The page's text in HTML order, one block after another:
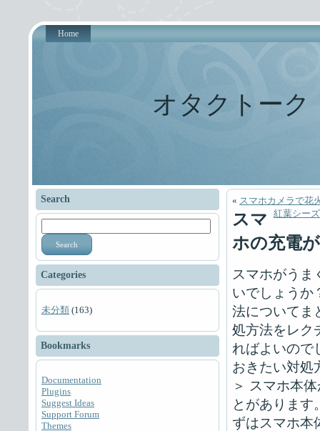
Home
オタクトーク
Search
Search
Categories
未分類 (163)
Bookmarks
Documentation
Plugins
Suggest Ideas
Support Forum
Themes
« スマホカメラで花
紅葉シー
スマ
ホの充電
スマホがうま
いでしょうか
法についてま
処方法をレク
ればよいので
おきたい対処
＞ スマホ本
とがあります
ずはスマホ本